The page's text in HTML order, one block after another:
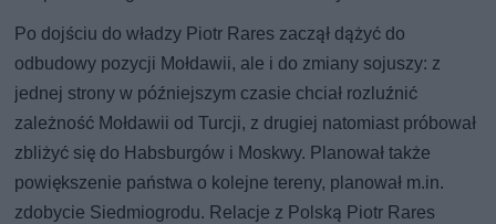
Po dojściu do władzy Piotr Rares zaczął dążyć do
odbudowy pozycji Mołdawii, ale i do zmiany sojuszy: z
jednej strony w późniejszym czasie chciał rozluźnić
zależność Mołdawii od Turcji, z drugiej natomiast próbował
zbliżyć się do Habsburgów i Moskwy. Planował także
powiększenie państwa o kolejne tereny, planował m.in.
zdobycie Siedmiogrodu. Relacje z Polską Piotr Rares